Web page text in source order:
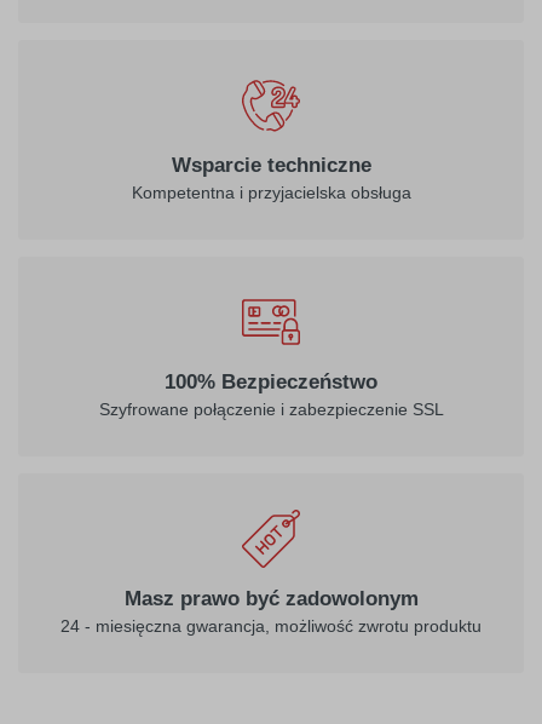
Wsparcie techniczne
Kompetentna i przyjacielska obsługa
100% Bezpieczeństwo
Szyfrowane połączenie i zabezpieczenie SSL
Masz prawo być zadowolonym
24 - miesięczna gwarancja, możliwość zwrotu produktu